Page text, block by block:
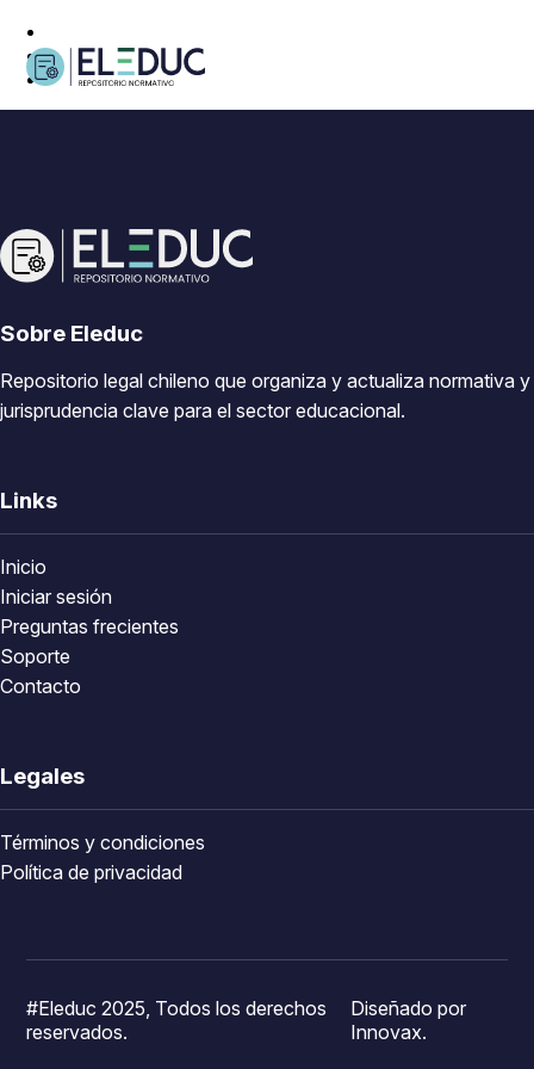
Sobre Eleduc
Repositorio legal chileno que organiza y actualiza normativa y
jurisprudencia clave para el sector educacional.
Links
Inicio
Iniciar sesión
Preguntas frecientes
Soporte
Contacto
Legales
Términos y condiciones
Política de privacidad
#Eleduc 2025, Todos los derechos
reservados.
Diseñado por
Innovax.